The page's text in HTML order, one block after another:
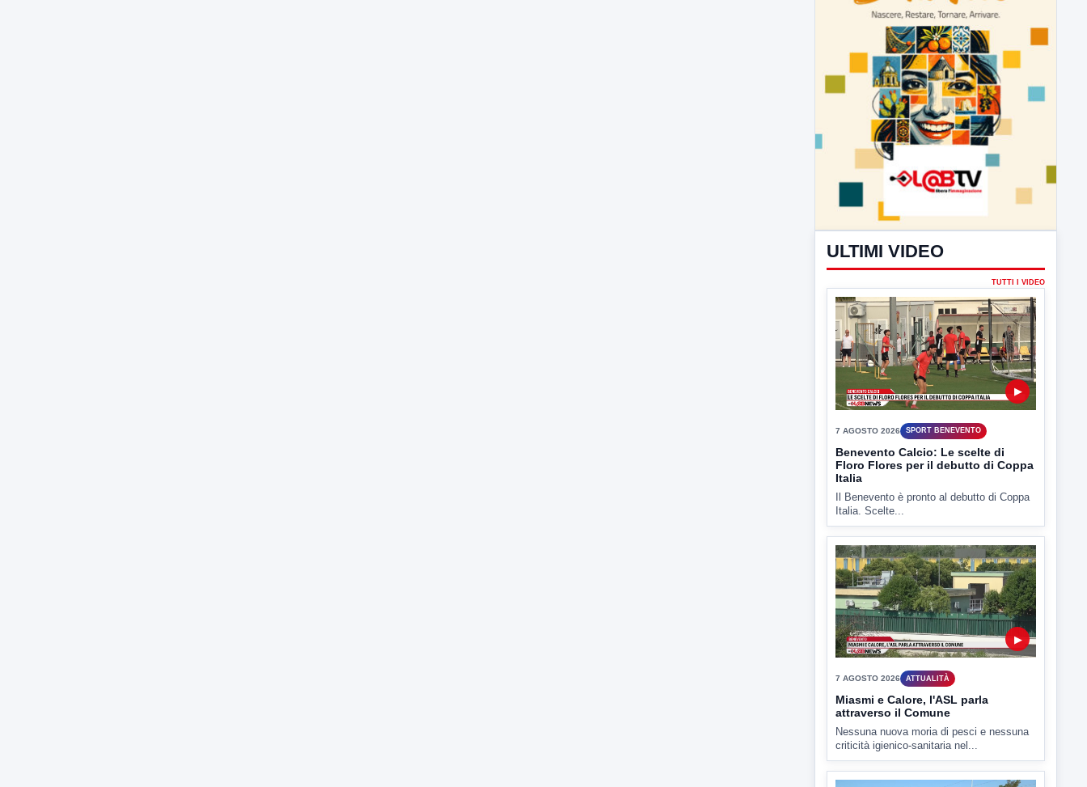
ULTIMI VIDEO
▶
7 AGOSTO 2026 SPORT BENEVENTO
Benevento Calcio: Le scelte di
Floro Flores per il debutto di Coppa
Italia
Il Benevento è pronto al debutto di Coppa
Italia. Scelte...
7 AGOSTO 2026 ATTUALITÀ
Miasmi e Calore, l'ASL parla
attraverso il Comune
Nessuna nuova moria di pesci e nessuna
criticità igienico-sanitaria nel...